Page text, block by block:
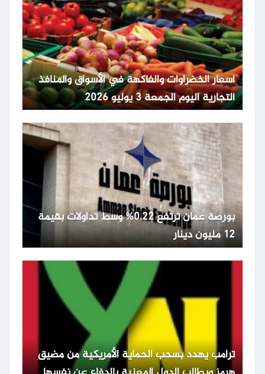
أسعار الخضراوات والفاكهة في الأسواق والمنافذ
التجارية اليوم الجمعة 3 يوليو 2026
بورصة عمان ترتفع 0.22% وسط تداولات بقيمة
12 مليون دينار
ترامب يهدد بسحب الحماية الأمريكية من مضيق